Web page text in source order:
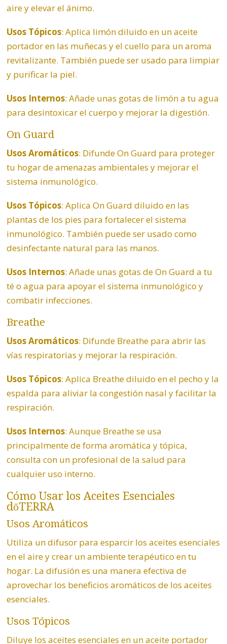
aire y elevar el ánimo.
Usos Tópicos: Aplica limón diluido en un aceite
portador en las muñecas y el cuello para un aroma
revitalizante. También puede ser usado para limpiar
y purificar la piel.
Usos Internos: Añade unas gotas de limón a tu agua
para desintoxicar el cuerpo y mejorar la digestión.
On Guard
Usos Aromáticos: Difunde On Guard para proteger
tu hogar de amenazas ambientales y mejorar el
sistema inmunológico.
Usos Tópicos: Aplica On Guard diluido en las
plantas de los pies para fortalecer el sistema
inmunológico. También puede ser usado como
desinfectante natural para las manos.
Usos Internos: Añade unas gotas de On Guard a tu
té o agua para apoyar el sistema inmunológico y
combatir infecciones.
Breathe
Usos Aromáticos: Difunde Breathe para abrir las
vías respiratorias y mejorar la respiración.
Usos Tópicos: Aplica Breathe diluido en el pecho y la
espalda para aliviar la congestión nasal y facilitar la
respiración.
Usos Internos: Aunque Breathe se usa
principalmente de forma aromática y tópica,
consulta con un profesional de la salud para
cualquier uso interno.
Cómo Usar los Aceites Esenciales
dōTERRA
Usos Aromáticos
Utiliza un difusor para esparcir los aceites esenciales
en el aire y crear un ambiente terapéutico en tu
hogar. La difusión es una manera efectiva de
aprovechar los beneficios aromáticos de los aceites
esenciales.
Usos Tópicos
Diluye los aceites esenciales en un aceite portador